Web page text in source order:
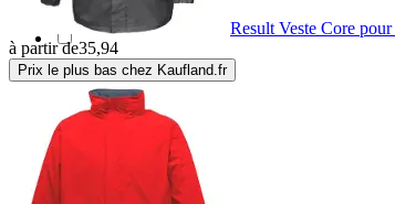
Barbour
Bare(1)
Basil
Result Veste Core
à partir de35,94
Prix le plus bas chez Kaufland.fr